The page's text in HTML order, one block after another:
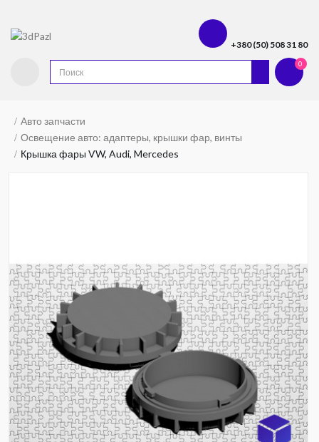
+380 (50) 508 31 80
0
Авто запчасти
Освещение авто: адаптеры, крышки фар, винты
Крышка фары VW, Audi, Mercedes